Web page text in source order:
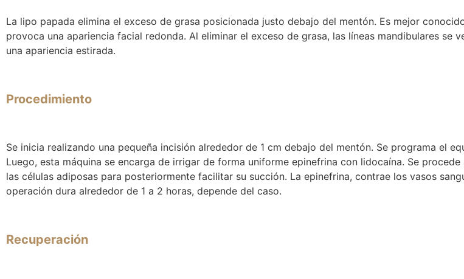
La lipo papada elimina el exceso de grasa posicionada justo debajo del mentón. Es mejor
provoca una apariencia facial redonda. Al eliminar el exceso de grasa, las líneas mandibulares se
una apariencia estirada.
Procedimiento
Se inicia realizando una pequeña incisión alrededor de 1 cm debajo del mentón. Se programa el
Luego, esta máquina se encarga de irrigar de forma uniforme epinefrina con lidocaína. Se
las células adiposas para posteriormente facilitar su succión. La epinefrina, contrae los vasos
operación dura alrededor de 1 a 2 horas, depende del caso.
Recuperación